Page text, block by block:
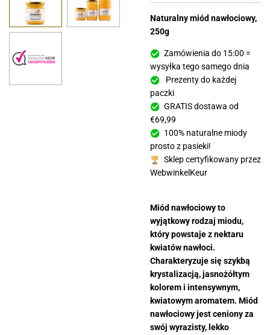
Naturalny miód nawłociowy,
250g
Zamówienia do 15:00 =
wysyłka tego samego dnia
Prezenty do każdej
paczki
GRATIS dostawa od
€69,99
100% naturalne miody
prosto z pasieki!
Sklep certyfikowany przez
WebwinkelKeur
Miód nawłociowy to
wyjątkowy rodzaj miodu,
który powstaje z nektaru
kwiatów nawłoci.
Charakteryzuje się szykbą
krystalizacją, jasnożółtym
kolorem i intensywnym,
kwiatowym aromatem. Miód
nawłociowy jest ceniony za
swój wyrazisty, lekko